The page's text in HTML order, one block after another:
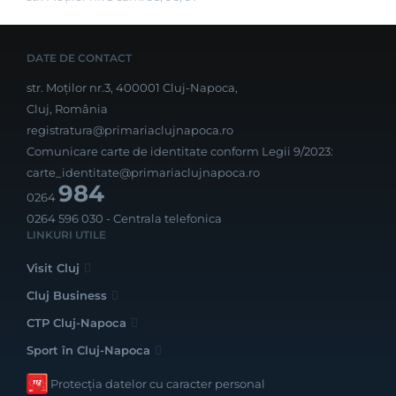
DATE DE CONTACT
str. Moților nr.3, 400001 Cluj-Napoca,
Cluj, România
registratura@primariaclujnapoca.ro
Comunicare carte de identitate conform Legii 9/2023:
carte_identitate@primariaclujnapoca.ro
0264984
0264 596 030 - Centrala telefonica
LINKURI UTILE
Visit Cluj
Cluj Business
CTP Cluj-Napoca
Sport în Cluj-Napoca
Protecția datelor cu caracter personal